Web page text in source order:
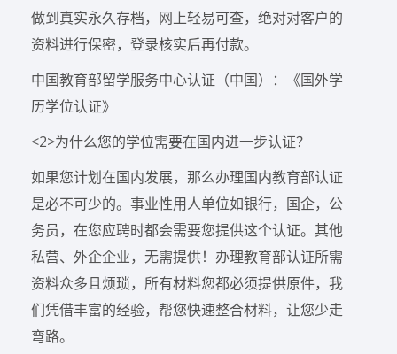
做到真实永久存档，网上轻易可查，绝对对客户的
资料进行保密，登录核实后再付款。
中国教育部留学服务中心认证（中国）：《国外学
历学位认证》
<2>为什么您的学位需要在国内进一步认证？
如果您计划在国内发展，那么办理国内教育部认证
是必不可少的。事业性用人单位如银行，国企，公
务员，在您应聘时都会需要您提供这个认证。其他
私营、外企企业，无需提供！办理教育部认证所需
资料众多且烦琐，所有材料您都必须提供原件，我
们凭借丰富的经验，帮您快速整合材料，让您少走
弯路。